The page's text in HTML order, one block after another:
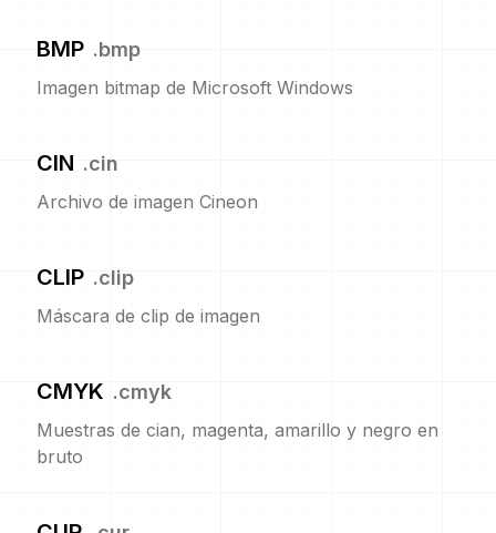
BMP .bmp
Imagen bitmap de Microsoft Windows
CIN .cin
Archivo de imagen Cineon
CLIP .clip
Máscara de clip de imagen
CMYK .cmyk
Muestras de cian, magenta, amarillo y negro en
bruto